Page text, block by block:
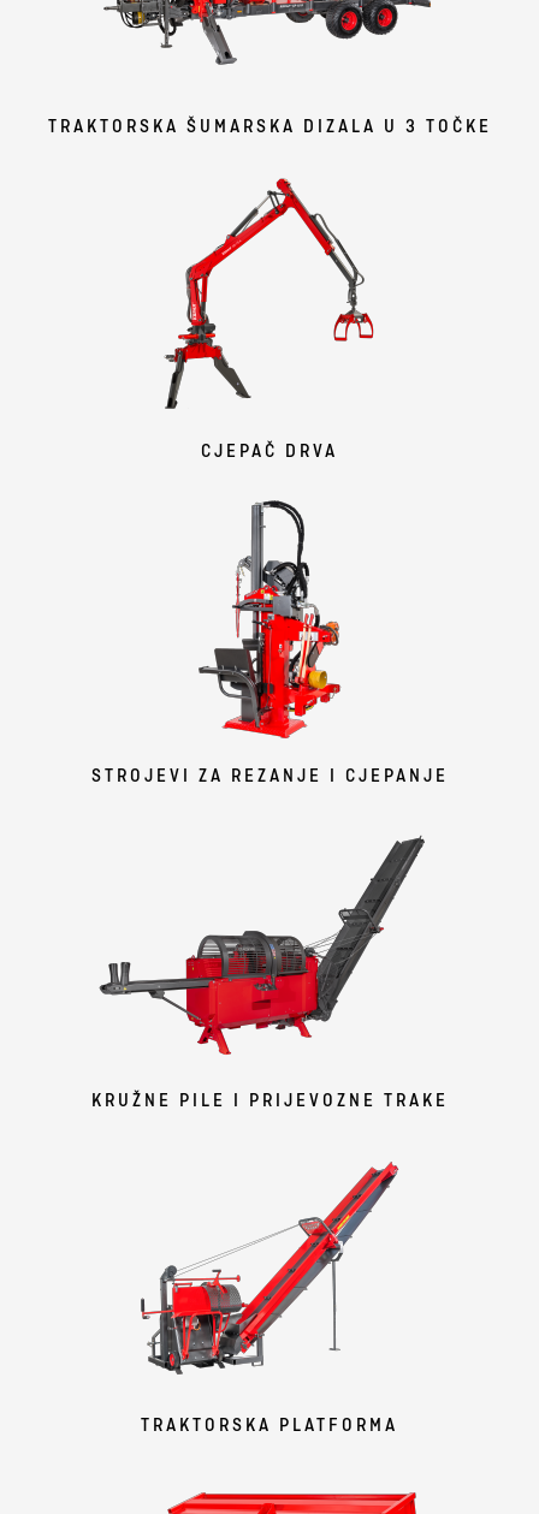
TRAKTORSKA ŠUMARSKA DIZALA U 3 TOČKE
CJEPAČ DRVA
STROJEVI ZA REZANJE I CJEPANJE
KRUŽNE PILE I PRIJEVOZNE TRAKE
TRAKTORSKA PLATFORMA